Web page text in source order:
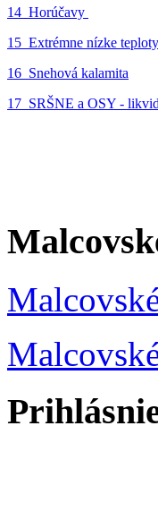
14_Horúčavy
15_Extrémne nízke teploty
16_Snehová kalamita
17_SRŠNE a OSY -